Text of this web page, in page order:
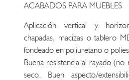
ACABADOS PARA MUEBLES
Aplicación vertical y
chapadas, macizas o tablero
fondeado en poliuretano o
Buena resistencia al rayado (no
seco. Buen aspecto/